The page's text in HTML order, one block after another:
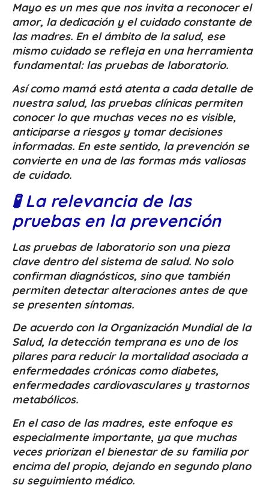
Mayo es un mes que nos invita a reconocer el
amor, la dedicación y el cuidado constante de
las madres. En el ámbito de la salud, ese
mismo cuidado se refleja en una herramienta
fundamental: las pruebas de laboratorio.
Así como mamá está atenta a cada detalle de
nuestra salud, las pruebas clínicas permiten
conocer lo que muchas veces no es visible,
anticiparse a riesgos y tomar decisiones
informadas. En este sentido, la prevención se
convierte en una de las formas más valiosas
de cuidado.
🧪 La relevancia de las
pruebas en la prevención
Las pruebas de laboratorio son una pieza
clave dentro del sistema de salud. No solo
confirman diagnósticos, sino que también
permiten detectar alteraciones antes de que
se presenten síntomas.
De acuerdo con la Organización Mundial de la
Salud, la detección temprana es uno de los
pilares para reducir la mortalidad asociada a
enfermedades crónicas como diabetes,
enfermedades cardiovasculares y trastornos
metabólicos.
En el caso de las madres, este enfoque es
especialmente importante, ya que muchas
veces priorizan el bienestar de su familia por
encima del propio, dejando en segundo plano
su seguimiento médico.